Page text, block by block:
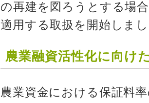
の再建を図ろうとする場
適用する取扱を開始しま
農業融資活性化に向け
農業資金における保証料